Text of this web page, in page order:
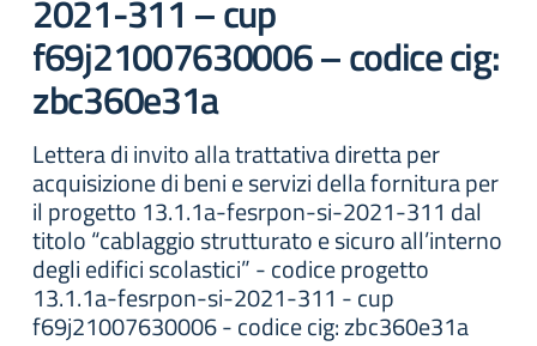
2021-311 – cup
f69j21007630006 – codice cig:
zbc360e31a
Lettera di invito alla trattativa diretta per
acquisizione di beni e servizi della fornitura per
il progetto 13.1.1a-fesrpon-si-2021-311 dal
titolo “cablaggio strutturato e sicuro all’interno
degli edifici scolastici” - codice progetto
13.1.1a-fesrpon-si-2021-311 - cup
f69j21007630006 - codice cig: zbc360e31a